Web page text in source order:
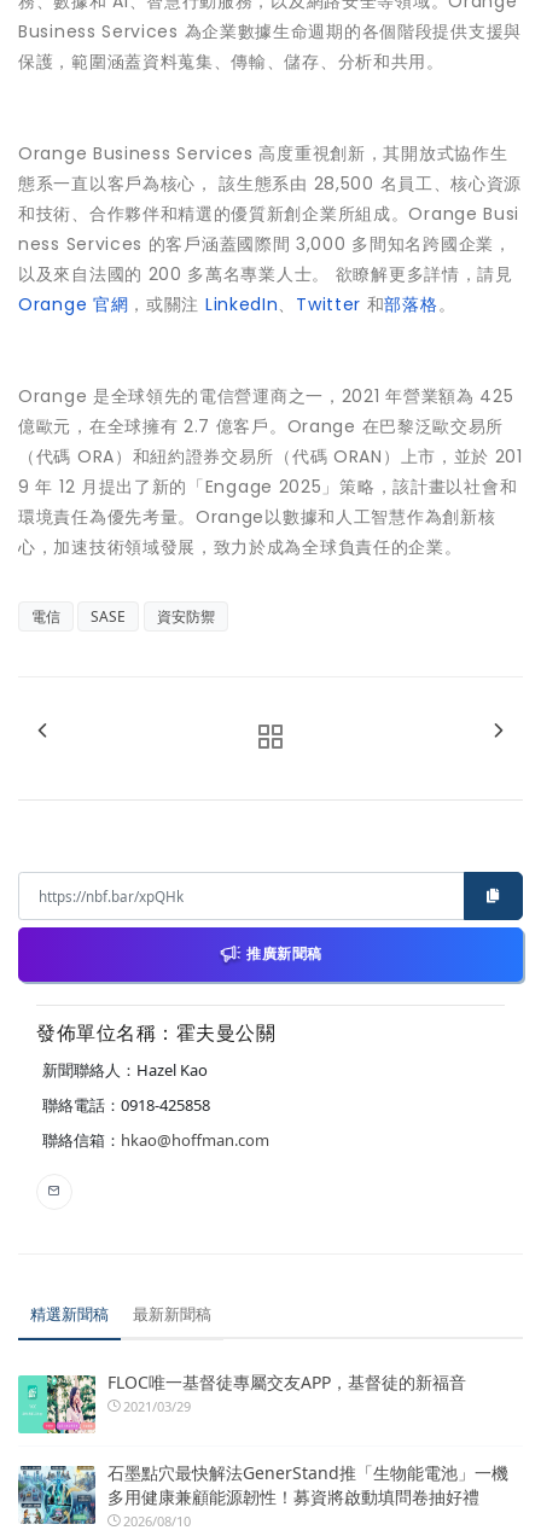
Business Services 為企業數據生命週期的各個階段提供支援與
保護，範圍涵蓋資料蒐集、傳輸、儲存、分析和共用。
Orange Business Services 高度重視創新，其開放式協作生
態系一直以客戶為核心， 該生態系由 28,500 名員工、核心資源
和技術、合作夥伴和精選的優質新創企業所組成。Orange Busi
ness Services 的客戶涵蓋國際間 3,000 多間知名跨國企業，
以及來自法國的 200 多萬名專業人士。 欲瞭解更多詳情，請見
Orange 官網 ，或關注 LinkedIn、 Twitter 和部落格。
Orange 是全球領先的電信營運商之一，2021 年營業額為 425
億歐元，在全球擁有 2.7 億客戶。Orange 在巴黎泛歐交易所
（代碼 ORA）和紐約證券交易所（代碼 ORAN）上市，並於 201
9 年 12 月提出了新的「Engage 2025」策略，該計畫以社會和
環境責任為優先考量。Orange以數據和人工智慧作為創新核
心，加速技術領域發展，致力於成為全球負責任的企業。
電信 SASE 資安防禦
推廣新聞稿
發佈單位名稱：霍夫曼公關
新聞聯絡人：Hazel Kao
聯絡電話：0918-425858
聯絡信箱： hkao@hoffman.com
精選新聞稿 最新新聞稿
FLOC唯一基督徒專屬交友APP，基督徒的新福音
2021/03/29
石墨點穴最快解法GenerStand推「生物能電池」一機
多用健康兼顧能源韌性！募資將啟動填問卷抽好禮
2026/08/10